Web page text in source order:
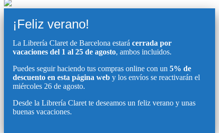
¡Feliz verano!
La Librería Claret de Barcelona estará cerrada por
vacaciones del 1 al 25 de agosto, ambos incluidos.
Puedes seguir haciendo tus compras online con un 5% de
descuento en esta página web y los envíos se reactivarán el
miércoles 26 de agosto.
Desde la Librería Claret te deseamos un feliz verano y unas
buenas vacaciones.